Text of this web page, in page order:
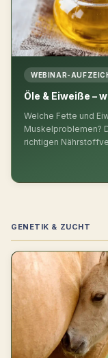
WEBINAR-
Öle & Eiweiße –
Welche Fette und
Muskelproblemen?
richtigen
GENETIK & ZUCHT